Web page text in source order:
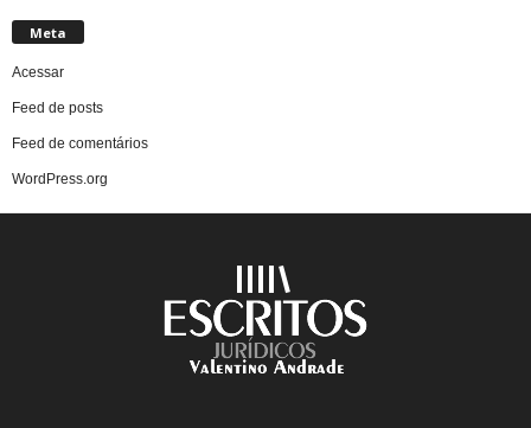
Meta
Acessar
Feed de posts
Feed de comentários
WordPress.org